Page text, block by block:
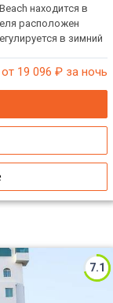
находится в
расположен
в зимний
от 19 096 ₽ за ночь
7.1